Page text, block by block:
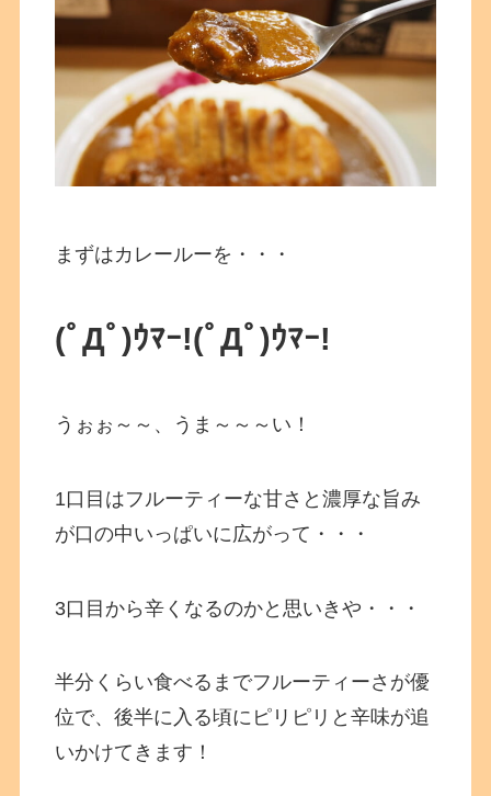
まずはカレールーを・・・
(ﾟДﾟ)ｳﾏｰ!(ﾟДﾟ)ｳﾏｰ!
うぉぉ～～、うま～～～い！
1口目はフルーティーな甘さと濃厚な旨み
が口の中いっぱいに広がって・・・
3口目から辛くなるのかと思いきや・・・
半分くらい食べるまでフルーティーさが優
位で、後半に入る頃にピリピリと辛味が追
いかけてきます！